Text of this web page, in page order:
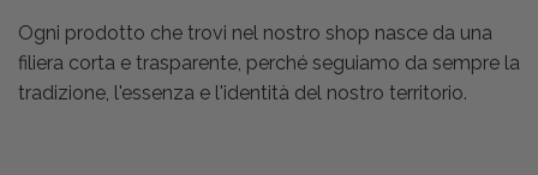
Ogni prodotto che trovi nel nostro shop nasce da una
filiera corta e trasparente, perché seguiamo da sempre la
tradizione, l'essenza e l'identità del nostro territorio.